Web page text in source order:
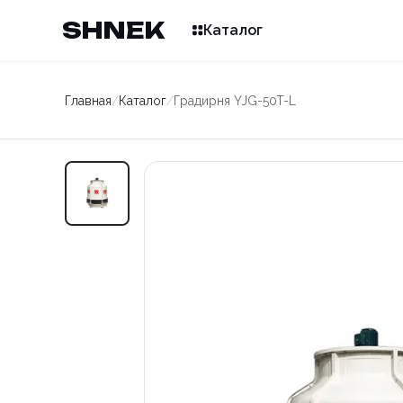
SHNEK Каталог
Главная/Каталог/Градирня YJG-50T-L